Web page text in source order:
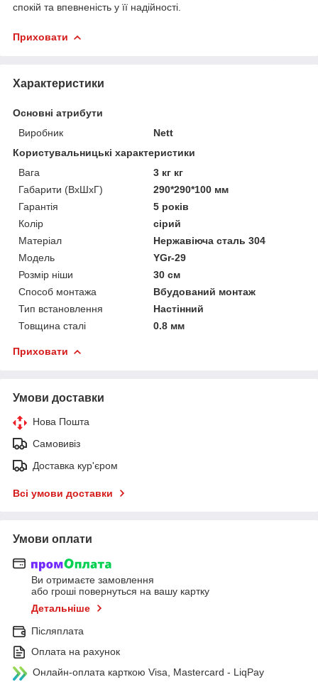
спокій та впевненість у її надійності.
Приховати
Характеристики
Основні атрибути
Виробник
Nett
Користувальницькі характеристики
Вага
3 кг кг
Габарити (ВхШхГ)
290*290*100 мм
Гарантія
5 років
Колір
сірий
Матеріал
Нержавіюча сталь 304
Мoдель
YGr-29
Розмір ніши
30 см
Способ монтажа
Вбудований монтаж
Тип встановлення
Настінний
Товщина сталі
0.8 мм
Приховати
Умови доставки
Нова Пошта
Самовивіз
Доставка кур'єром
Всі умови доставки
Умови оплати
Ви отримаєте замовлення
або гроші повернуться на вашу картку
Детальніше
Післяплата
Оплата на рахунок
Онлайн-оплата карткою Visa, Mastercard - LiqPay